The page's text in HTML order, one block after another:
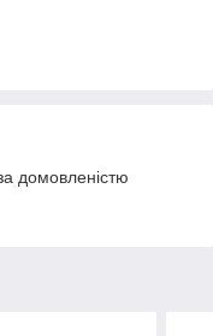
домовленістю